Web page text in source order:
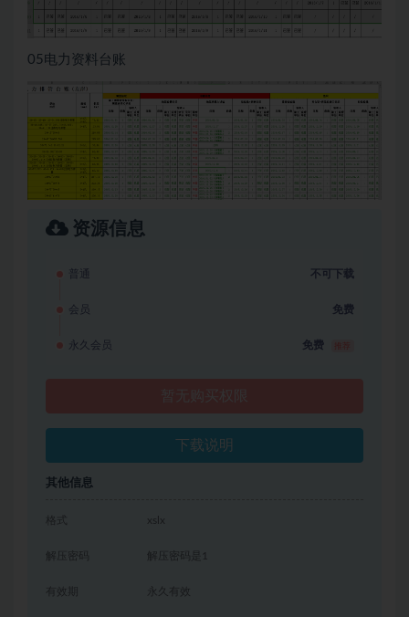
05电力资料台账
资源信息
普通 不可下载
会员 免费
永久会员 免费
下载说明
其他信息
格式 xslx
解压密码是1
有效期 永久有效